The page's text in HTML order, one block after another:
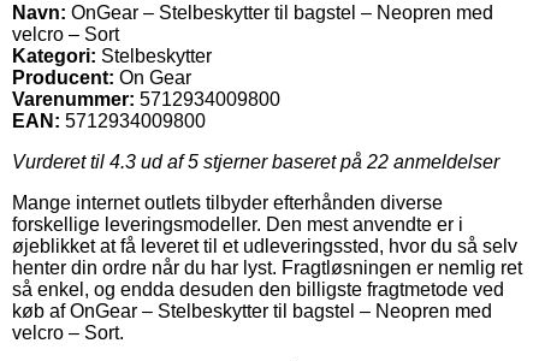
Navn: OnGear – Stelbeskytter til bagstel – Neopren med
velcro – Sort
Kategori: Stelbeskytter
Producent: On Gear
Varenummer: 5712934009800
EAN: 5712934009800
Vurderet til 4.3 ud af 5 stjerner baseret på 22 anmeldelser
Mange internet outlets tilbyder efterhånden diverse
forskellige leveringsmodeller. Den mest anvendte er i
øjeblikket at få leveret til et udleveringssted, hvor du så selv
henter din ordre når du har lyst. Fragtløsningen er nemlig ret
så enkel, og endda desuden den billigste fragtmetode ved
køb af OnGear – Stelbeskytter til bagstel – Neopren med
velcro – Sort.